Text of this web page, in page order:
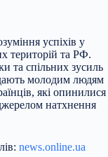
успіхів у
територій та РФ.
та спільних зусиль
дають молодим людям
які опинилися
натхнення
news.online.ua